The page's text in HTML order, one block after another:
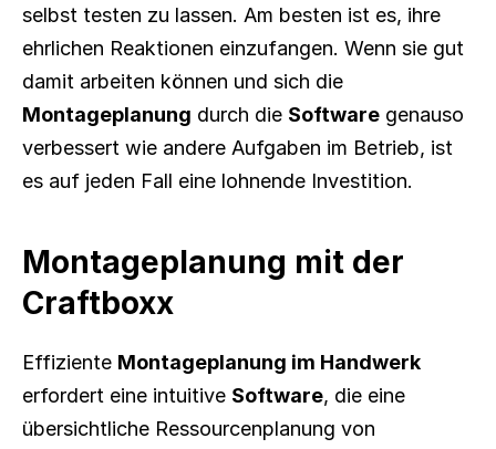
selbst testen zu lassen. Am besten ist es, ihre
ehrlichen Reaktionen einzufangen. Wenn sie gut
Montageplanung durch die Software genauso
verbessert wie andere Aufgaben im Betrieb, ist
es auf jeden Fall eine lohnende Investition.
Montageplanung mit der
Craftboxx
Effiziente Montageplanung im Handwerk
erfordert eine intuitive Software, die eine
übersichtliche Ressourcenplanung von